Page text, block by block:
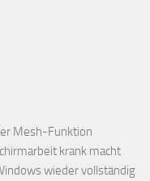
Mesh-Funktion
krank macht
wieder vollständig